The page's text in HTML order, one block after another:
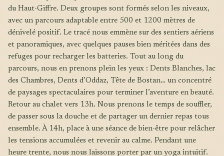
du Haut-Giffre. Deux groupes sont formés selon les niveaux,
avec un parcours adaptable entre 500 et 1200 mètres de
dénivelé positif. Le tracé nous emmène sur des sentiers aériens
et panoramiques, avec quelques pauses bien méritées dans des
refuges pour recharger les batteries. Tout au long du
parcours, nous en prenons plein les yeux : Dents Blanches, lac
des Chambres, Dents d’Oddaz, Tête de Bostan… un concentré
de paysages spectaculaires pour terminer l’aventure en beauté.
Retour au chalet vers 13h. Nous prenons le temps de souffler,
de passer sous la douche et de partager un dernier repas tous
ensemble. À 14h, place à une séance de bien-être pour relâcher
les tensions accumulées et revenir au calme. Pendant une
heure trente, nous nous laissons porter par un yoga intuitif.